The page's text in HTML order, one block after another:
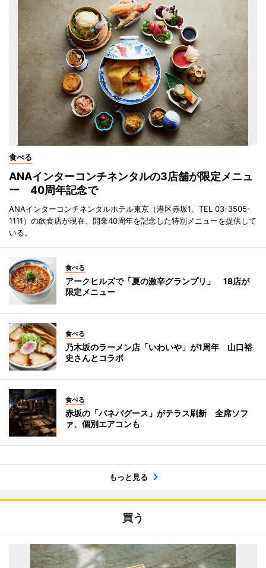
食べる
ANAインターコンチネンタルの3店舗が限定メニュ
ー 40周年記念で
ANAインターコンチネンタルホテル東京（港区赤坂1、TEL 03-3505-
1111）の飲食店が現在、開業40周年を記念した特別メニューを提供して
いる。
食べる
アークヒルズで「夏の激辛グランプリ」 18店が
限定メニュー
食べる
乃木坂のラーメン店「いわいや」が1周年 山口裕
史さんとコラボ
食べる
赤坂の「バネバグース」がテラス刷新 全席ソフ
ァ、個別エアコンも
もっと見る
買う